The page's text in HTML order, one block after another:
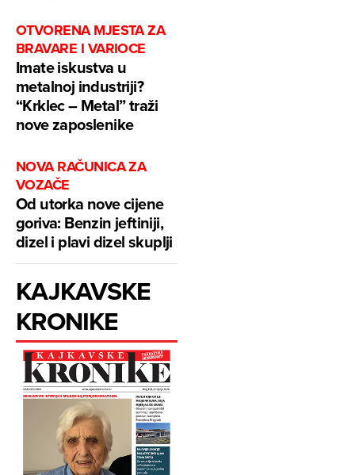
OTVORENA MJESTA ZA
BRAVARE I VARIOCE
Imate iskustva u
metalnoj industriji?
“Krklec – Metal” traži
nove zaposlenike
NOVA RAČUNICA ZA
VOZAČE
Od utorka nove cijene
goriva: Benzin jeftiniji,
dizel i plavi dizel skuplji
KAJKAVSKE
KRONIKE